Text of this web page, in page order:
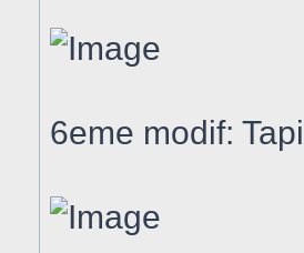
6eme modif: